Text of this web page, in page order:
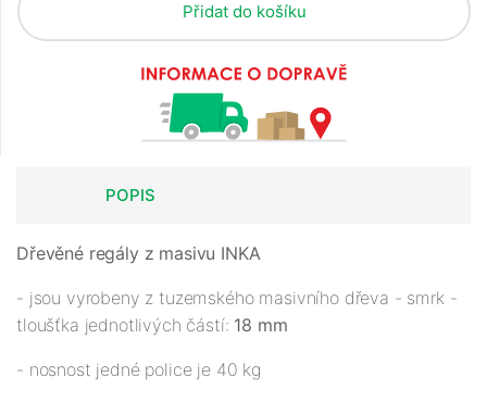
Přidat do košíku
POPIS
Dřevěné regály z masivu INKA
- jsou vyrobeny z tuzemského masivního dřeva - smrk -
tloušťka jednotlivých částí: 18 mm
- nosnost jedné police je 40 kg